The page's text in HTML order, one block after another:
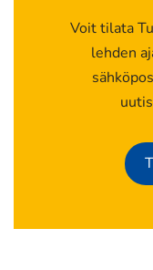
Voit tilata
lehden